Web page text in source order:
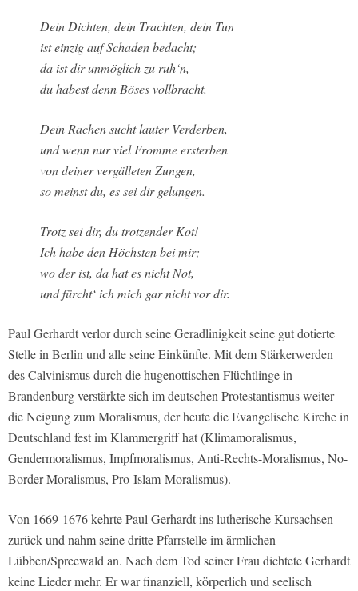
Dein Dichten, dein Trachten, dein Tun
ist einzig auf Schaden bedacht;
da ist dir unmöglich zu ruh‘n,
du habest denn Böses vollbracht.
Dein Rachen sucht lauter Verderben,
und wenn nur viel Fromme ersterben
von deiner vergälleten Zungen,
so meinst du, es sei dir gelungen.
Trotz sei dir, du trotzender Kot!
Ich habe den Höchsten bei mir;
wo der ist, da hat es nicht Not,
und fürcht‘ ich mich gar nicht vor dir.
Paul Gerhardt verlor durch seine Geradlinigkeit seine gut dotierte
Stelle in Berlin und alle seine Einkünfte. Mit dem Stärkerwerden
des Calvinismus durch die hugenottischen Flüchtlinge in
Brandenburg verstärkte sich im deutschen Protestantismus weiter
die Neigung zum Moralismus, der heute die Evangelische Kirche in
Deutschland fest im Klammergriff hat (Klimamoralismus,
Gendermoralismus, Impfmoralismus, Anti-Rechts-Moralismus, No-
Border-Moralismus, Pro-Islam-Moralismus).
Von 1669-1676 kehrte Paul Gerhardt ins lutherische Kursachsen
zurück und nahm seine dritte Pfarrstelle im ärmlichen
Lübben/Spreewald an. Nach dem Tod seiner Frau dichtete Gerhardt
keine Lieder mehr. Er war finanziell, körperlich und seelisch